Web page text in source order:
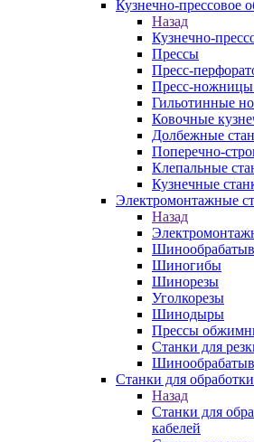
Кузнечно-прессовое
Назад
Кузнечно-
Прессы
Пресс-
Пресс-
Гильотинные
Ковочные
Долбежные
Поперечно-
Клепальные
Кузнечные
Электромонтажные
Назад
Шиногибы
Шинорезы
Уголкорезы
Шинодыры
Прессы
Станки для
Станки для
Назад
Станки для
кабелей